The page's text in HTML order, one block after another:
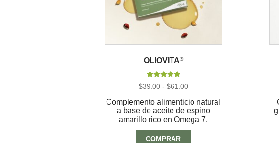
OLIOVITA®
Valorado con
$39.00 - $61.00Rango
precios:
desde
$39.00
hasta
$61.00
Complemento alimenticio natural
a base de aceite de espino
amarillo rico en Omega 7.
COMPRAR